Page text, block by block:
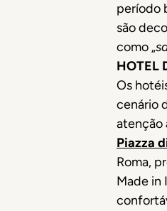
período
são
como „
HOTEL
Os
cenário
atenção
Piazza
Roma,
Made in